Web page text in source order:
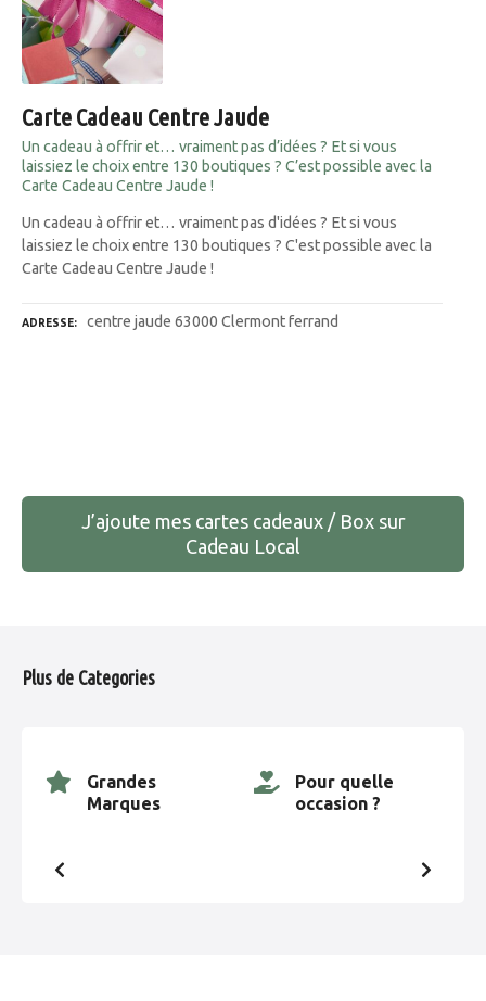
Carte Cadeau Centre Jaude
Un cadeau à offrir et… vraiment pas d’idées ? Et si vous
laissiez le choix entre 130 boutiques ? C’est possible avec la
Carte Cadeau Centre Jaude !
Un cadeau à offrir et… vraiment pas d'idées ? Et si vous
laissiez le choix entre 130 boutiques ? C'est possible avec la
Carte Cadeau Centre Jaude !
ADRESSE centre jaude 63000 Clermont ferrand
a
a
J’ajoute mes cartes cadeaux / Box sur
Cadeau Local
Plus de Categories
Grandes
Marques
Pour quelle
occasion ?